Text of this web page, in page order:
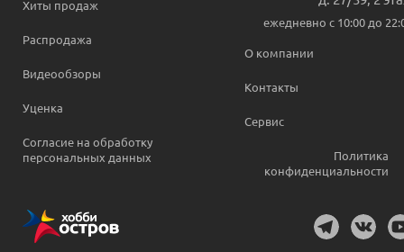
Хиты продаж
Распродажа
Видеообзоры
Уценка
Согласие на обработку
персональных данных
ежедневно c 10:00 до
О компании
Контакты
Сервис
Политика
конфиденциальности